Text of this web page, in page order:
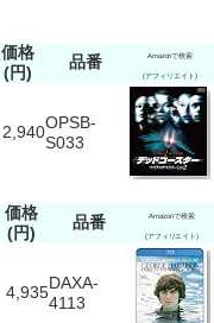
価格
(円)
品番 Amazonで検索
(アフィリエイト)
2,940OPSB-
S033
価格
(円)
品番 Amazonで検索
(アフィリエイト)
4,935DAXA-
4113